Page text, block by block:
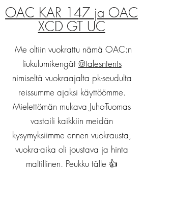
OAC KAR 147 ja OAC
XCD GT UC
Me oltiin vuokrattu nämä OAC:n
liukulumikengät @talesntents
nimiseltä vuokraajalta pk-seudulta
reissumme ajaksi käyttöömme.
Mielettömän mukava Juho-Tuomas
vastaili kaikkiin meidän
kysymyksiimme ennen vuokrausta,
vuokra-aika oli joustava ja hinta
maltillinen. Peukku tälle 👍